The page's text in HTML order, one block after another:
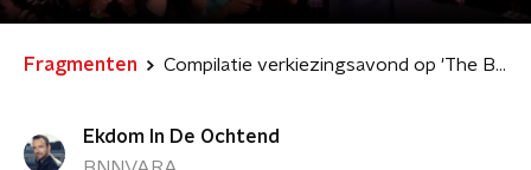
Fragmenten Compilatie verkiezingsavond op 'The Best Is Yet To Come'
Ekdom In De Ochtend